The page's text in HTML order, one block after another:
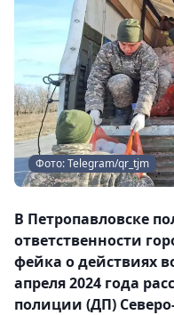
Фото: Telegram/qr_tjm
В Петропавловске
ответственности
фейка о действиях
апреля 2024 года
полиции (ДП)